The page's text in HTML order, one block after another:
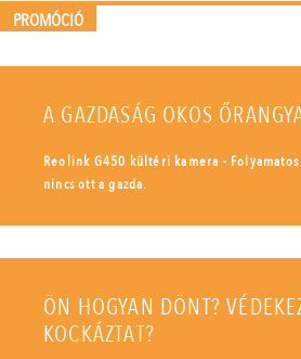
PROMÓCIÓ
A GAZDASÁG OKOS
Reolink G450 kültéri kamera -
nincs ott a gazda.
ÖN HOGYAN DÖNT?
KOCKÁZTAT?